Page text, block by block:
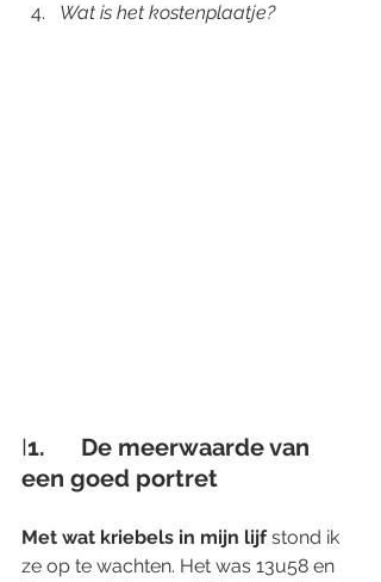
Wat is het kostenplaatje?
I1.      De meerwaarde van
een goed portret
Met wat kriebels in mijn lijf stond ik
ze op te wachten. Het was 13u58 en